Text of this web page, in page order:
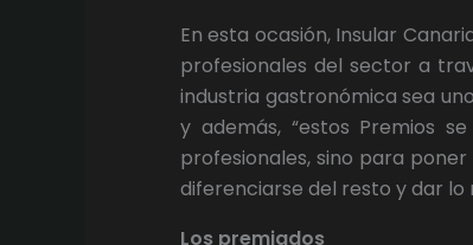
En esta ocasión, Insular
profesionales del sector a
industria gastronómica sea
y además, “estos Premios
profesionales, sino para
diferenciarse del resto y dar lo
Los premiados